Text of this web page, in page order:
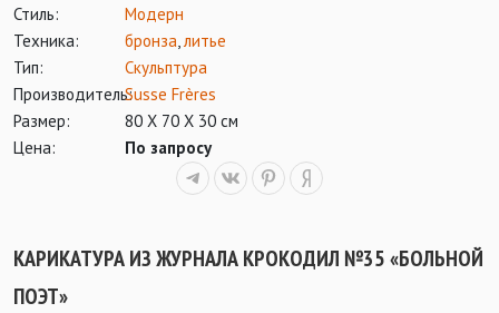
Стиль:
Модерн
Техника:
бронза,литье
Тип:
Скульптура
Производитель:Susse Frères
Размер:
80 Х 70 Х 30 см
Цена:
По запросу
КАРИКАТУРА ИЗ ЖУРНАЛА КРОКОДИЛ №35 «БОЛЬНОЙ
ПОЭТ»